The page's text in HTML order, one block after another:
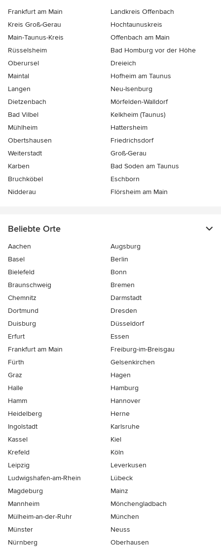
Frankfurt am Main
Landkreis Offenbach
Kreis Groß-Gerau
Hochtaunuskreis
Main-Taunus-Kreis
Offenbach am Main
Rüsselsheim
Bad Homburg vor der Höhe
Oberursel
Dreieich
Maintal
Hofheim am Taunus
Langen
Neu-Isenburg
Dietzenbach
Mörfelden-Walldorf
Bad Vilbel
Kelkheim (Taunus)
Mühlheim
Hattersheim
Obertshausen
Friedrichsdorf
Weiterstadt
Groß-Gerau
Karben
Bad Soden am Taunus
Bruchköbel
Eschborn
Nidderau
Flörsheim am Main
Beliebte Orte
Aachen
Augsburg
Basel
Berlin
Bielefeld
Bonn
Braunschweig
Bremen
Chemnitz
Darmstadt
Dortmund
Dresden
Duisburg
Düsseldorf
Erfurt
Essen
Frankfurt am Main
Freiburg-im-Breisgau
Fürth
Gelsenkirchen
Graz
Hagen
Halle
Hamburg
Hamm
Hannover
Heidelberg
Herne
Ingolstadt
Karlsruhe
Kassel
Kiel
Krefeld
Köln
Leipzig
Leverkusen
Ludwigshafen-am-Rhein
Lübeck
Magdeburg
Mainz
Mannheim
Mönchen­gladbach
Mülheim-an-der-Ruhr
München
Münster
Neuss
Nürnberg
Oberhausen